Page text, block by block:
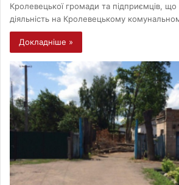
Кролевецької громади та підприємців,
діяльність на Кролевецькому
Докладніше »